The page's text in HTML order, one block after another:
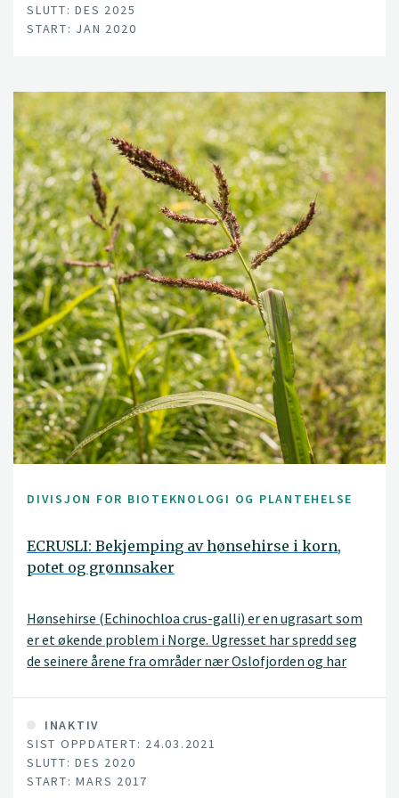
SLUTT: DES 2025
START: JAN 2020
DIVISJON FOR BIOTEKNOLOGI OG PLANTEHELSE
ECRUSLI: Bekjemping av hønsehirse i korn,
potet og grønnsaker
Hønsehirse (Echinochloa crus-galli) er en ugrasart som
er et økende problem i Norge. Ugresset har spredd seg
de seinere årene fra områder nær Oslofjorden og har
tilpassa biotyper i Østfold og Vestfold konkurrerer i dag
godt i vårkorn og kan gi store avlingstap. Avlingstapet i
mindre konkurransedyktige kulturer som grønnsaker vil
være mye høyere enn i korn. Rådgivere og bønder hevder
at de har problemer med å kontrollere hønsehirse selv
INAKTIV
SIST OPPDATERT: 24.03.2021
SLUTT: DES 2020
START: MARS 2017